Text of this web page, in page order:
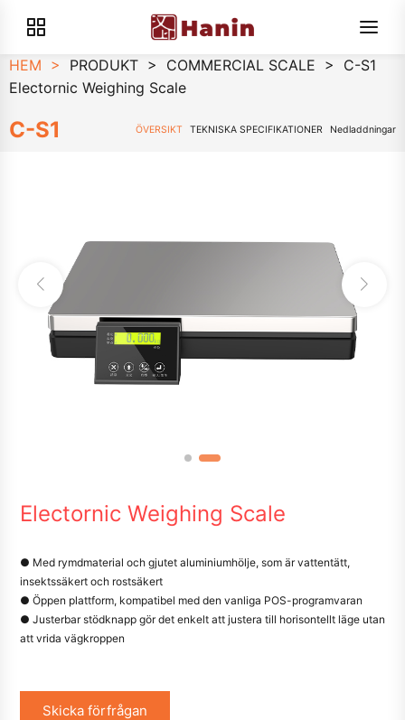
HEM > PRODUKT > COMMERCIAL SCALE >
C-S1
Electornic Weighing Scale
C-S1 ÖVERSIKT TEKNISKA SPECIFIKATIONER Nedladdningar
Electornic Weighing Scale
● Med rymdmaterial och gjutet aluminiumhölje, som är vattentätt,
insektssäkert och rostsäkert
● Öppen plattform, kompatibel med den vanliga POS-programvaran
● Justerbar stödknapp gör det enkelt att justera till horisontellt läge utan
att vrida vägkroppen
Skicka förfrågan